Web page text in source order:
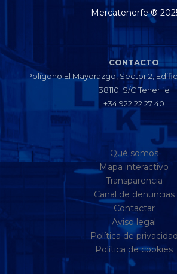
Mercatenerfe ®
CONTACTO
Polígono El Mayorazgo, Sector 2,
38110. S/C Tenerife
+34 922 22 27 40
Qué somos
Mapa interactivo
Transparencia
Canal de denuncias
Contactar
Aviso legal
Política de privacidad
Política de cookies